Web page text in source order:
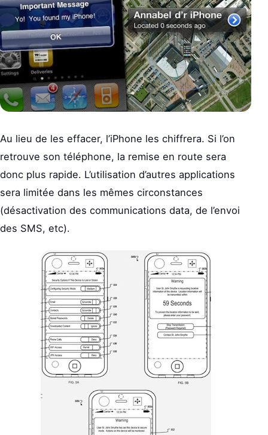
Au lieu de les effacer, l’iPhone les chiffrera. Si l’on
retrouve son téléphone, la remise en route sera
donc plus rapide. L’utilisation d’autres applications
sera limitée dans les mêmes circonstances
(désactivation des communications data, de l’envoi
des SMS, etc).